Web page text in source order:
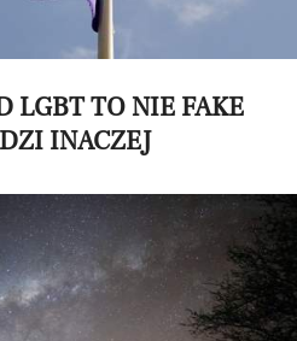
LGBT TO NIE FAKE
INACZEJ